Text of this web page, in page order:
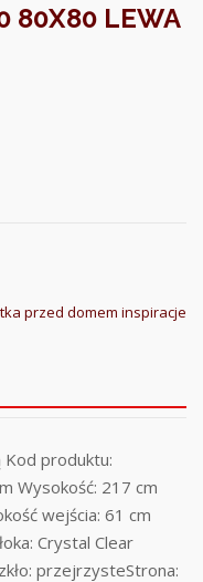
80X80 LEWA
przed domem inspiracje
Kod produktu:
Wysokość: 217 cm
wejścia: 61 cm
Crystal Clear
przejrzysteStrona: